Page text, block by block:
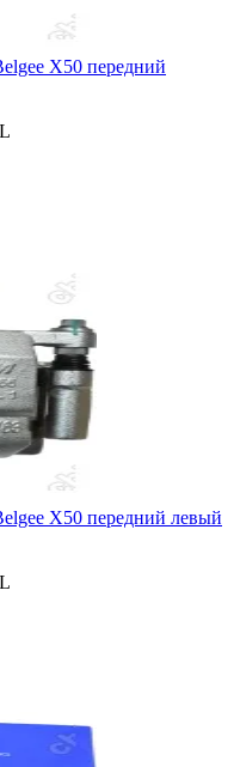
X50 передний
X50 передний левый